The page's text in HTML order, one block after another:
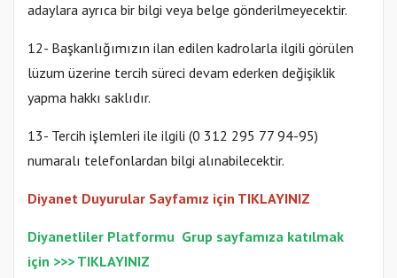
adaylara ayrıca bir bilgi veya belge gönderilmeyecektir.
12- Başkanlığımızın ilan edilen kadrolarla ilgili görülen
lüzum üzerine tercih süreci devam ederken değişiklik
yapma hakkı saklıdır.
13- Tercih işlemleri ile ilgili (0 312 295 77 94-95)
numaralı telefonlardan bilgi alınabilecektir.
Diyanet Duyurular Sayfamız için TIKLAYINIZ
Diyanetliler Platformu Grup sayfamıza katılmak
için >>> TIKLAYINIZ